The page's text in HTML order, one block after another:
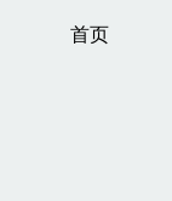
首页